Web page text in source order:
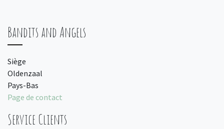
Bandits and Angels
Siège
Oldenzaal
Pays-Bas
Page de contact
Service Clients